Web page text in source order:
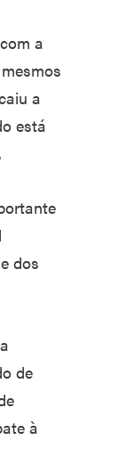
a
a
está
dos
de
à